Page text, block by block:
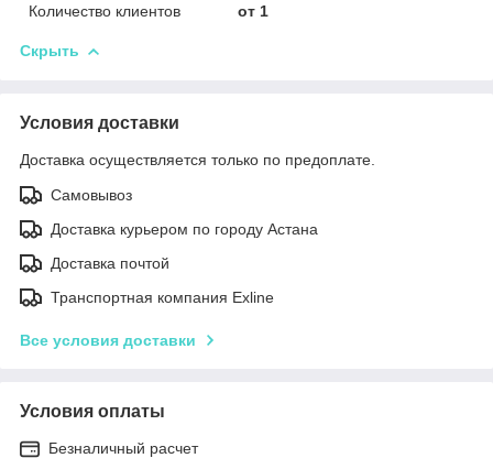
Количество клиентов
от 1
Скрыть
Условия доставки
Доставка осуществляется только по предоплате.
Самовывоз
Доставка курьером по городу Астана
Доставка почтой
Транспортная компания Exline
Все условия доставки
Условия оплаты
Безналичный расчет